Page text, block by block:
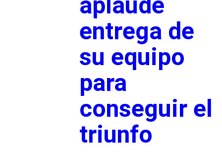
entrega de
su equipo
para
conseguir el
triunfo